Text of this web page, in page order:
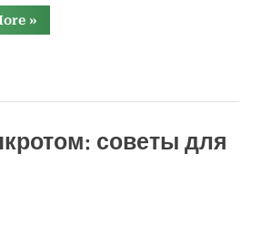
“Признаки
преднамеренного
»
советы для